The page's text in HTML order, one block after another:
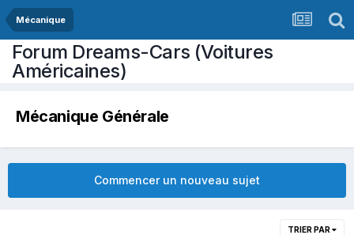
Mécanique
Forum Dreams-Cars (Voitures
Américaines)
Mécanique Générale
Commencer un nouveau sujet
TRIER PAR